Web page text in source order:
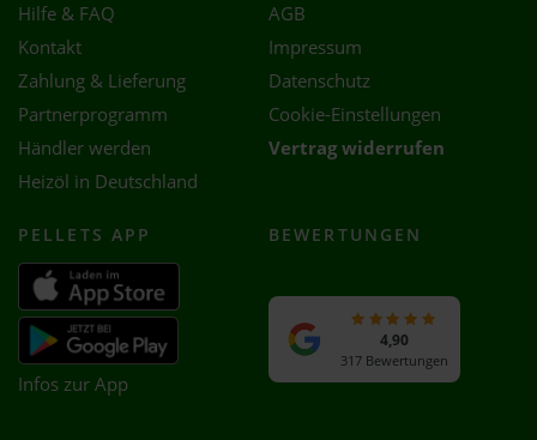
Hilfe & FAQ
Kontakt
Zahlung & Lieferung
Partnerprogramm
Händler werden
Heizöl in Deutschland
AGB
Impressum
Datenschutz
Cookie-Einstellungen
Vertrag widerrufen
PELLETS APP
Infos zur App
BEWERTUNGEN
4,90
317 Bewertungen